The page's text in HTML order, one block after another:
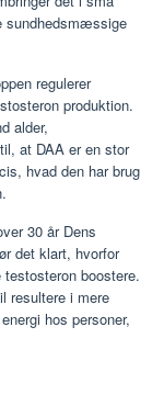
sundhedsmæssige
regulerer
produktion.
alder,
at DAA er en stor
hvad den har brug
30 år Dens
det klart, hvorfor
boostere.
resultere i mere
hos personer,